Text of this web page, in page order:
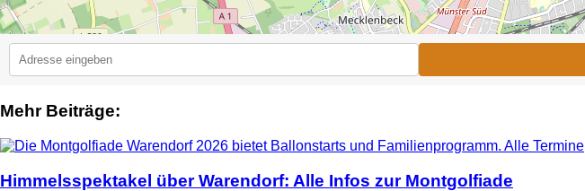
Mehr Beiträge:
Himmelsspektakel über Warendorf: Alle Infos zur Montgolfiade